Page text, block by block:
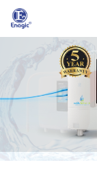
Trang chủ
Kích hoạt